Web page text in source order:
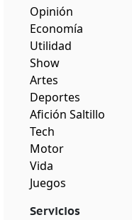
Opinión
Economía
Utilidad
Show
Artes
Deportes
Afición Saltillo
Tech
Motor
Vida
Juegos
Servicios